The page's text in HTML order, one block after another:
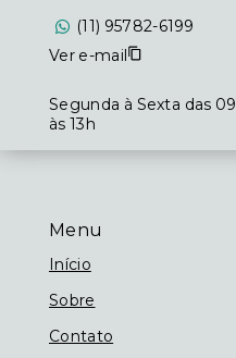
Menu
Início
Sobre
Contato
(11) 95782-6199
Ver e-mail
Segunda à Sexta das
às 13h